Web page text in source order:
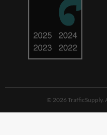
© 2026 TrafficSupply.